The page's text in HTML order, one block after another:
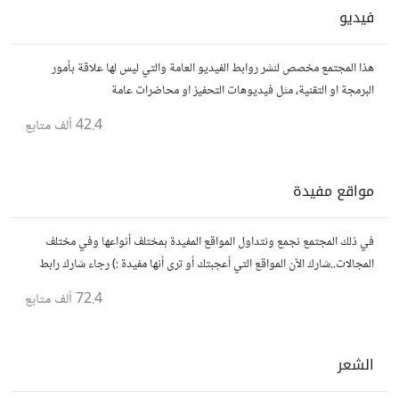
فيديو
هذا المجتمع مخصص لنشر روابط الفيديو العامة والتي ليس لها علاقة بأمور
البرمجة او التقنية، مثل فيديوهات التحفيز او محاضرات عامة
42.4 ألف متابع
مواقع مفيدة
في ذلك المجتمع نجمع ونتداول المواقع المفيدة بمختلف أنواعها وفي مختلف
المجالات..شارك الآن المواقع التي أعجبتك أو ترى أنها مفيدة :) رجاء شارك رابط
72.4 ألف متابع
الشعر